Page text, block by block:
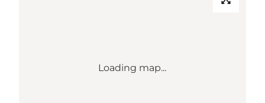
Loading map...